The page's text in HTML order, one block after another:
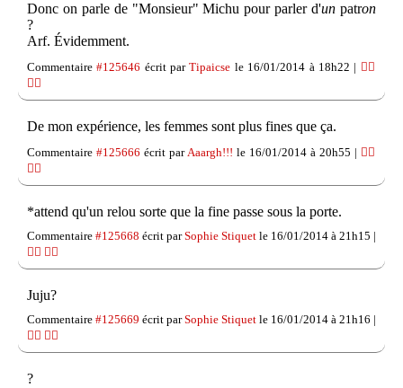
Donc on parle de "Monsieur" Michu pour parler d'un patron
?
Arf. Évidemment.
Commentaire#125646 écrit parTipaicse le 16/01/2014 à 18h22 | 👍🏽
👎🏽
De mon expérience, les femmes sont plus fines que ça.
Commentaire #125666 écrit parAaargh!!! le 16/01/2014 à 20h55 | 👍🏽
👎🏽
*attend qu'un relou sorte que la fine passe sous la porte.
Commentaire #125668 écrit parSophie Stiquet le 16/01/2014 à 21h15 |
👍🏽 👎🏽
Juju?
Commentaire #125669 écrit parSophie Stiquet le 16/01/2014 à 21h16 |
👍🏽 👎🏽
?